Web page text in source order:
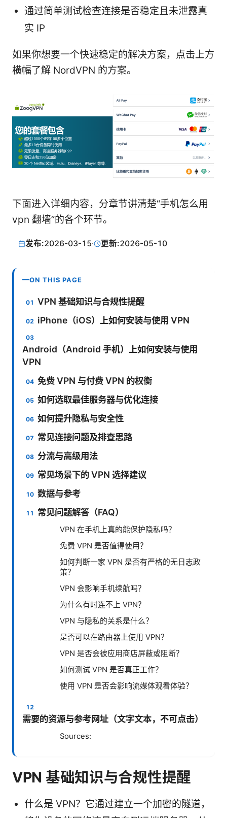
通过简单测试检查连接是否稳定且未泄露真
实 IP
如果你想要一个快速稳定的解决方案，点击上方
横幅了解 NordVPN 的方案。
下面进入详细内容，分章节讲清楚“手机怎么用
vpn 翻墙”的各个环节。
发布:2026-03-15· 更新:2026-05-10
ON THIS PAGE
VPN 基础知识与合规性提醒
iPhone（iOS）上如何安装与使用 VPN
Android（Android 手机）上如何安装与使用
VPN
免费 VPN 与付费 VPN 的权衡
如何选取最佳服务器与优化连接
如何提升隐私与安全性
常见连接问题及排查思路
分流与高级用法
常见场景下的 VPN 选择建议
数据与参考
常见问题解答（FAQ）
VPN 在手机上真的能保护隐私吗？
免费 VPN 是否值得使用？
如何判断一家 VPN 是否有严格的无日志政
策？
VPN 会影响手机续航吗？
为什么有时连不上 VPN？
VPN 与隐私的关系是什么？
是否可以在路由器上使用 VPN？
VPN 是否会被应用商店屏蔽或阻断？
如何测试 VPN 是否真正工作？
使用 VPN 是否会影响流媒体观看体验？
需要的资源与参考网址（文字文本，不可点击）
Sources:
VPN 基础知识与合规性提醒
什么是 VPN？它通过建立一个加密的隧道，